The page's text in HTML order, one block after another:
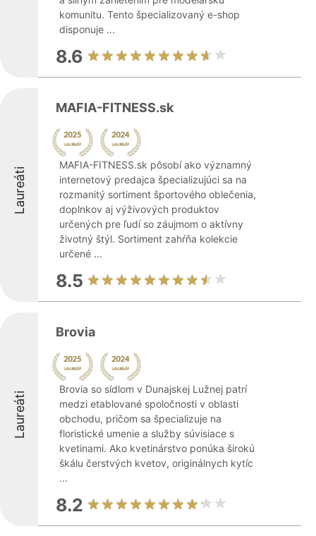
komunitu. Tento špecializovaný e-shop
disponuje ...
8.6
Laureáti
MAFIA-FITNESS.sk
MAFIA-FITNESS.sk pôsobí ako významný
internetový predajca špecializujúci sa na
rozmanitý sortiment športového oblečenia,
doplnkov aj výživových produktov
určených pre ľudí so záujmom o aktívny
životný štýl. Sortiment zahŕňa kolekcie
určené ...
8.5
Laureáti
Brovia
Brovia so sídlom v Dunajskej Lužnej patrí
medzi etablované spoločnosti v oblasti
obchodu, pričom sa špecializuje na
floristické umenie a služby súvisiace s
kvetinami. Ako kvetinárstvo ponúka širokú
škálu čerstvých kvetov, originálnych kytíc
...
8.2